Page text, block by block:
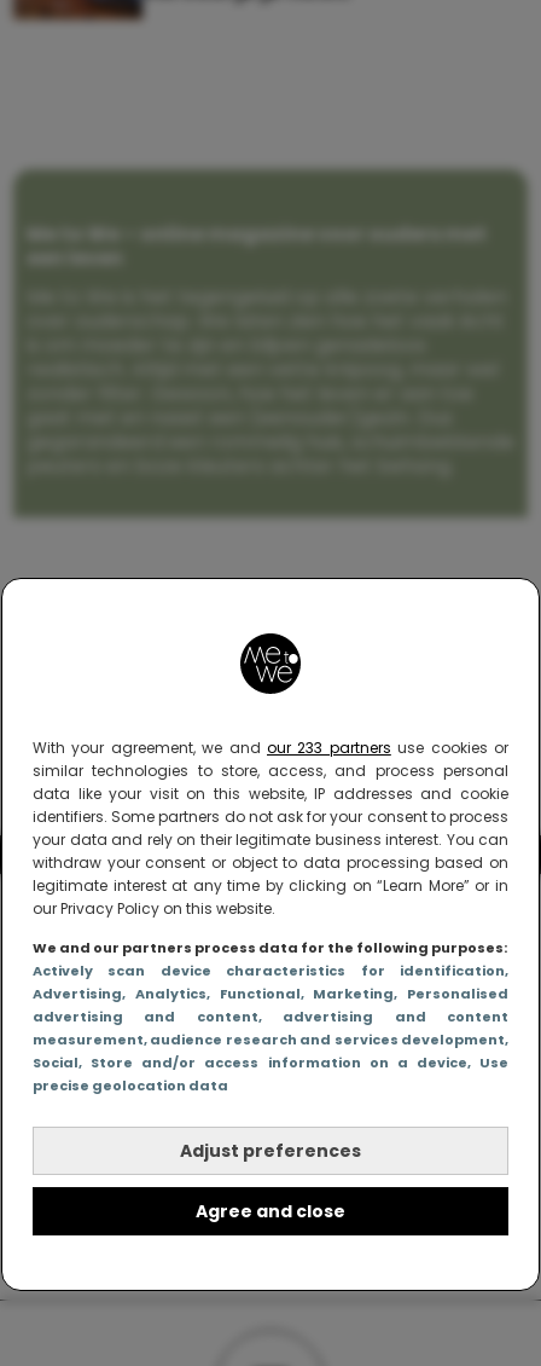
With your agreement, we and our 233 partners use cookies or
similar technologies to store, access, and process personal
data like your visit on this website, IP addresses and cookie
identifiers. Some partners do not ask for your consent to process
your data and rely on their legitimate business interest. You can
withdraw your consent or object to data processing based on
legitimate interest at any time by clicking on “Learn More” or in
our Privacy Policy on this website.
We and our partners process data for the following purposes:
Actively scan device characteristics for identification,
Advertising, Analytics, Functional, Marketing, Personalised
advertising and content, advertising and content
measurement, audience research and services development,
Social, Store and/or access information on a device, Use
precise geolocation data
Adjust preferences
Agree and close
Me to We – online magazine voor ouders met